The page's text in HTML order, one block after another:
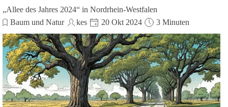
„Allee des Jahres 2024“ in Nordrhein-Westfalen
Baum und Natur
kes 20 Okt 2024 3 Minuten